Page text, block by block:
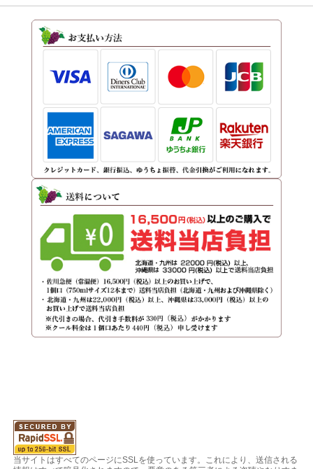
当サイトはすべてのページにSSLを使っています。これにより、送信される